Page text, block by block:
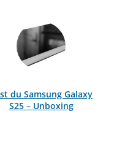
du Samsung Galaxy
S25 – Unboxing